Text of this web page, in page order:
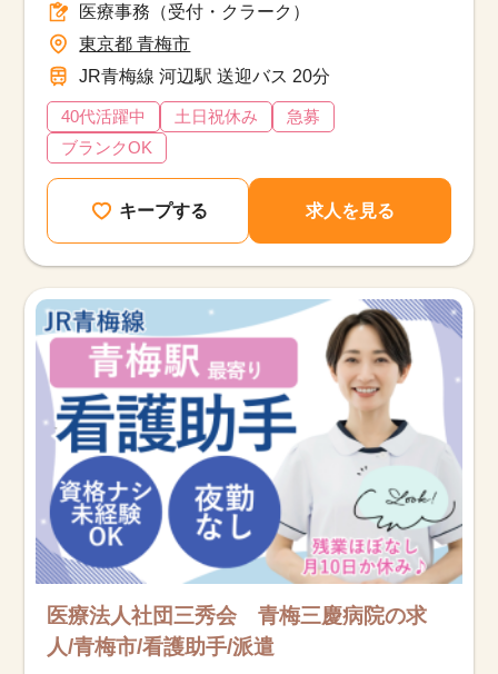
医療事務（受付・クラーク）
東京都 青梅市
JR青梅線 河辺駅 送迎バス 20分
40代活躍中 土日祝休み
急募
ブランクOK
キープする 求人を見る
医療法人社団三秀会 青梅三慶病院の求
人/青梅市/看護助手/派遣